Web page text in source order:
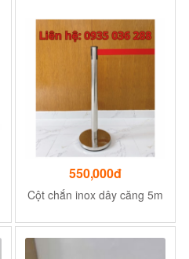
550,000đ
Cột chắn inox dây căng 5m